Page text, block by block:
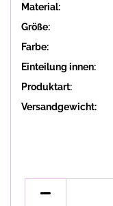
Material:
Größe:
Farbe:
Einteilung innen:
Produktart:
Versandgewicht: